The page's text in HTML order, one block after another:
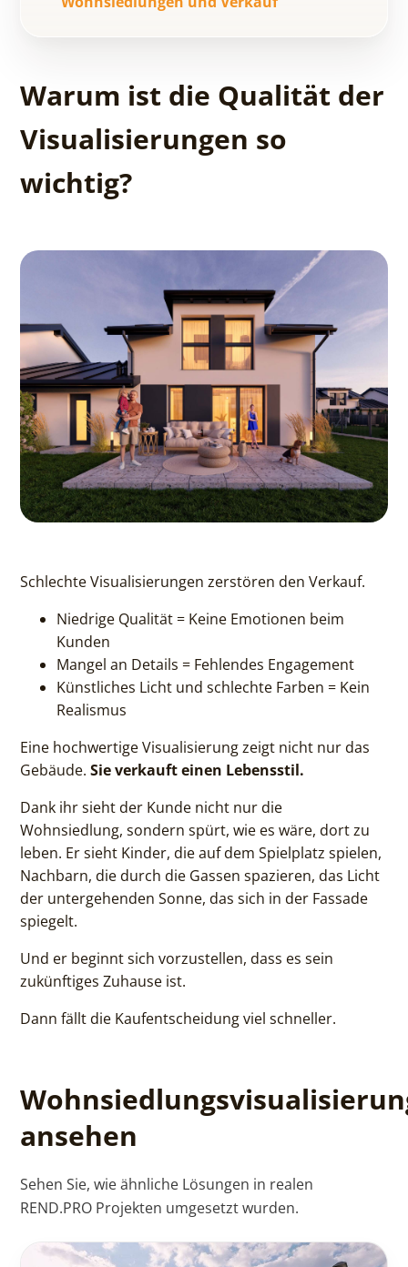
Warum ist die Qualität der
Visualisierungen so
wichtig?
Schlechte Visualisierungen zerstören den Verkauf.
Niedrige Qualität = Keine Emotionen beim
Kunden
Mangel an Details = Fehlendes Engagement
Künstliches Licht und schlechte Farben = Kein
Realismus
Eine hochwertige Visualisierung zeigt nicht nur das
Gebäude.Sie verkauft einen Lebensstil.
Dank ihr sieht der Kunde nicht nur die
Wohnsiedlung, sondern spürt, wie es wäre, dort zu
leben. Er sieht Kinder, die auf dem Spielplatz spielen,
Nachbarn, die durch die Gassen spazieren, das Licht
der untergehenden Sonne, das sich in der Fassade
spiegelt.
Und er beginnt sich vorzustellen, dass es sein
zukünftiges Zuhause ist.
Dann fällt die Kaufentscheidung viel schneller.
ansehen
Sehen Sie, wie ähnliche Lösungen in realen
REND.PRO Projekten umgesetzt wurden.